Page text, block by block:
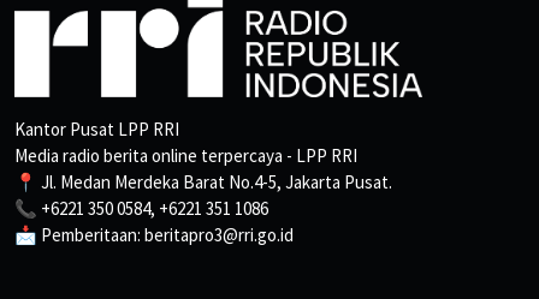
Kantor Pusat LPP RRI
Media radio berita online terpercaya - LPP RRI
📍 Jl. Medan Merdeka Barat No.4-5, Jakarta Pusat.
📞 +6221 350 0584, +6221 351 1086
📩 Pemberitaan: beritapro3@rri.go.id